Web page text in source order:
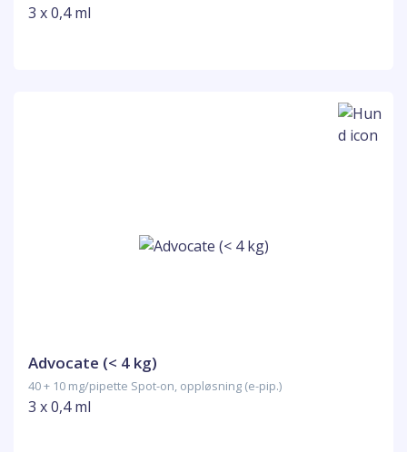
3 x 0,4 ml
Advocate (< 4 kg)
40 + 10 mg/pipette Spot-on, oppløsning (e-pip.)
3 x 0,4 ml